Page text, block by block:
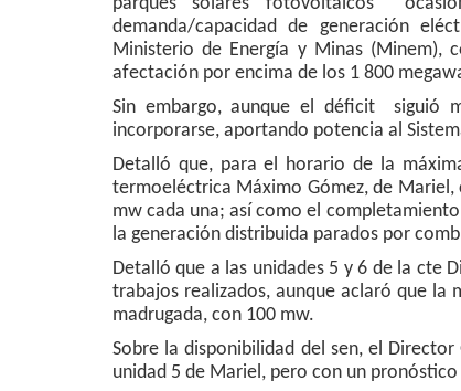
demanda/capacidad de generación
Ministerio de Energía y Minas (Minem),
afectación por encima de los 1 800
Sin embargo, aunque el déficit siguió
incorporarse, aportando potencia al
Detalló que, para el horario de la
termoeléctrica Máximo Gómez, de Mariel,
mw cada una; así como el
la generación distribuida parados por
Detalló que a las unidades 5 y 6 de la cte
trabajos realizados, aunque aclaró que
madrugada, con 100 mw.
Sobre la disponibilidad del sen, el
unidad 5 de Mariel, pero con un